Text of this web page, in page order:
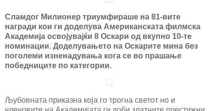
Сламдог Милионер триумфираше на 81-вите
награди кои ги доделува Американската филмска
Академија освојувајќи 8 Оскари од вкупно 10-те
номинации. Доделувањето на Оскарите мина без
поголеми изненадувања кога се во прашање
победниците по категории.
Љубовната приказна која го трогна светот но и